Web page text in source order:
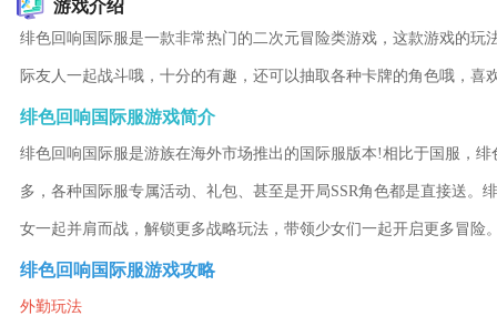
游戏介绍
绯色回响国际服是一款非常热门的二次元冒险类游戏，这款游戏的
际友人一起战斗哦，十分的有趣，还可以抽取各种卡牌的角色哦，喜
绯色回响国际服游戏简介
绯色回响国际服是游族在海外市场推出的国际服版本!相比于国服，
多，各种国际服专属活动、礼包、甚至是开局SSR角色都是直接送
女一起并肩而战，解锁更多战略玩法，带领少女们一起开启更多冒险
绯色回响国际服游戏攻略
外勤玩法